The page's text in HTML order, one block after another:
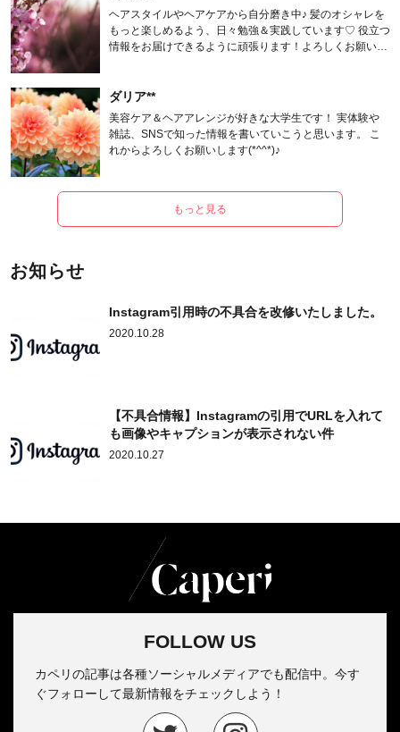
ヘアスタイルやヘアケアから自分磨き中♪ 髪のオシャレを
もっと楽しめるよう、日々勉強＆実践しています♡ 役立つ
情報をお届けできるように頑張ります！よろしくお願いし
ダリア**
美容ケア＆ヘアアレンジが好きな大学生です！ 実体験や
雑誌、SNSで知った情報を書いていこうと思います。 こ
れからよろしくお願いします(*^^*)♪
もっと見る
お知らせ
Instagram引用時の不具合を改修いたしました。
2020.10.28
【不具合情報】Instagramの引用でURLを入れて
も画像やキャプションが表示されない件
2020.10.27
FOLLOW US
カペリの記事は各種ソーシャルメディアでも配信中。今す
ぐフォローして最新情報をチェックしよう！